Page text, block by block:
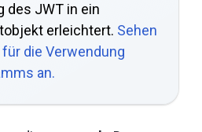
des JWT in ein
erleichtert. Sehen
die Verwendung
an.